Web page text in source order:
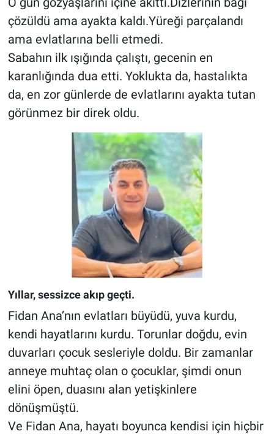
çözüldü ama ayakta kaldı.Yüreği parçalandı
ama evlatlarına belli etmedi.
Sabahın ilk ışığında çalıştı, gecenin en
karanlığında dua etti. Yoklukta da, hastalıkta
da, en zor günlerde de evlatlarını ayakta tutan
görünmez bir direk oldu.
Yıllar, sessizce akıp geçti.
Fidan Ana’nın evlatları büyüdü, yuva kurdu,
kendi hayatlarını kurdu. Torunlar doğdu, evin
duvarları çocuk sesleriyle doldu. Bir zamanlar
anneye muhtaç olan o çocuklar, şimdi onun
elini öpen, duasını alan yetişkinlere
dönüşmüştü.
Ve Fidan Ana, hayatı boyunca kendisi için hiçbir